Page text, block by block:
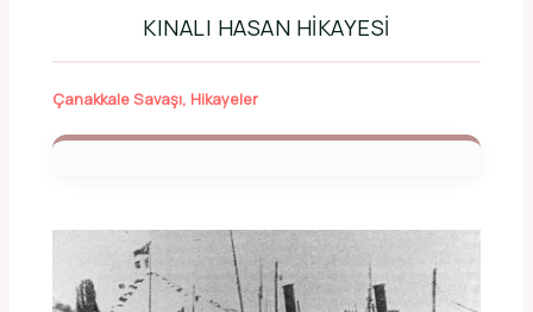
KINALI HASAN HIKAYESI
Çanakkale Savaşı, Hikayeler